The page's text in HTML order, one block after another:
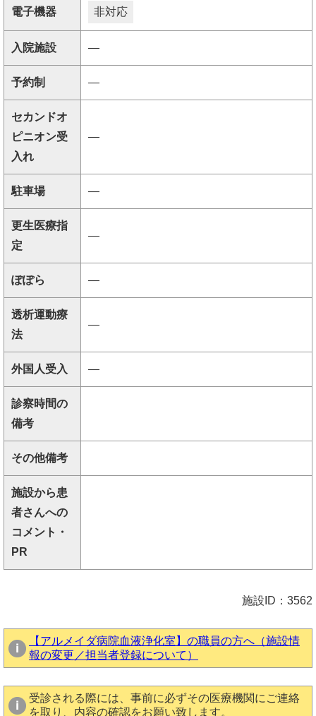
電子機器 非対応
入院施設 ―
予約制 ―
セカンドオ
ピニオン受
入れ
―
駐車場 ―
更生医療指
定
―
ぽぽら ―
透析運動療
法
―
外国人受入 ―
診察時間の
備考
その他備考
施設から患
者さんへの
コメント・
PR
施設ID：3562
【アルメイダ病院血液浄化室】の職員の方へ（施設情
報の変更／担当者登録について）
受診される際には、事前に必ずその医療機関にご連絡
を取り、内容の確認をお願い致します。